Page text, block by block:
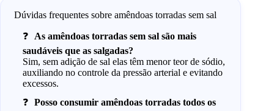
Dúvidas frequentes sobre amêndoas torradas sem sal
As amêndoas torradas sem sal são mais
saudáveis que as salgadas?
Sim, sem adição de sal elas têm menor teor de sódio,
auxiliando no controle da pressão arterial e evitando
excessos.
Posso consumir amêndoas torradas todos os